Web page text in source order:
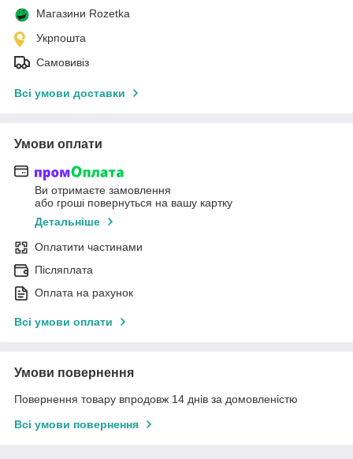
Магазини Rozetka
Укрпошта
Самовивіз
Всі умови доставки
Умови оплати
Ви отримаєте замовлення
або гроші повернуться на вашу картку
Детальніше
Оплатити частинами
Післяплата
Оплата на рахунок
Всі умови оплати
Умови повернення
Повернення товару впродовж 14 днів за домовленістю
Всі умови повернення